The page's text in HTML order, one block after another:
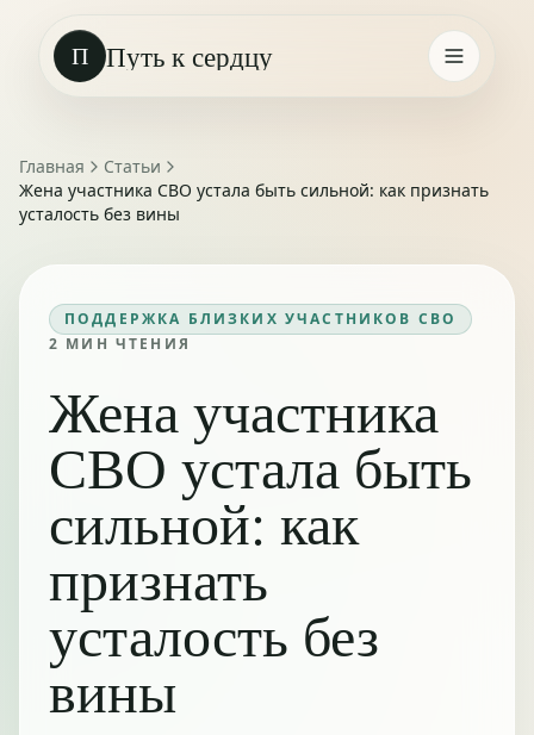
П Путь к сердцу
Главная
Статьи
Жена участника СВО устала быть сильной: как признать
усталость без вины
ПОДДЕРЖКА БЛИЗКИХ УЧАСТНИКОВ СВО
2 МИН ЧТЕНИЯ
Жена участника
СВО устала быть
сильной: как
признать
усталость без
вины